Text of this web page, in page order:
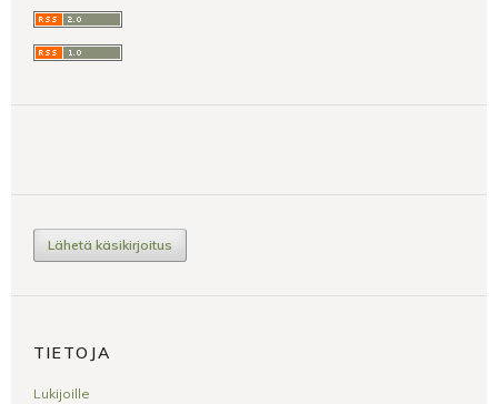
Lähetä käsikirjoitus
TIETOJA
Lukijoille